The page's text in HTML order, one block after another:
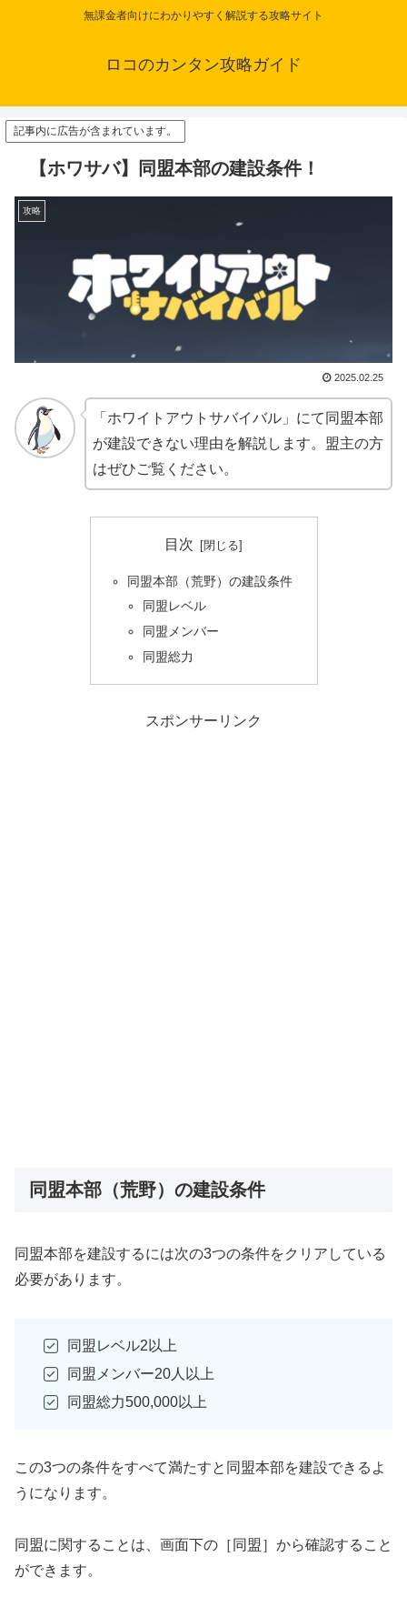
無課金者向けにわかりやすく解説する攻略サイト
ロコのカンタン攻略ガイド
記事内に広告が含まれています。
【ホワサバ】同盟本部の建設条件！
攻略
2025.02.25
「ホワイトアウトサバイバル」にて同盟本部
が建設できない理由を解説します。盟主の方
はぜひご覧ください。
目次
同盟本部（荒野）の建設条件
同盟レベル
同盟メンバー
同盟総力
スポンサーリンク
同盟本部（荒野）の建設条件
同盟本部を建設するには次の3つの条件をクリアしている
必要があります。
同盟レベル2以上
同盟メンバー20人以上
同盟総力500,000以上
この3つの条件をすべて満たすと同盟本部を建設できるよ
うになります。
同盟に関することは、画面下の［同盟］から確認すること
ができます。